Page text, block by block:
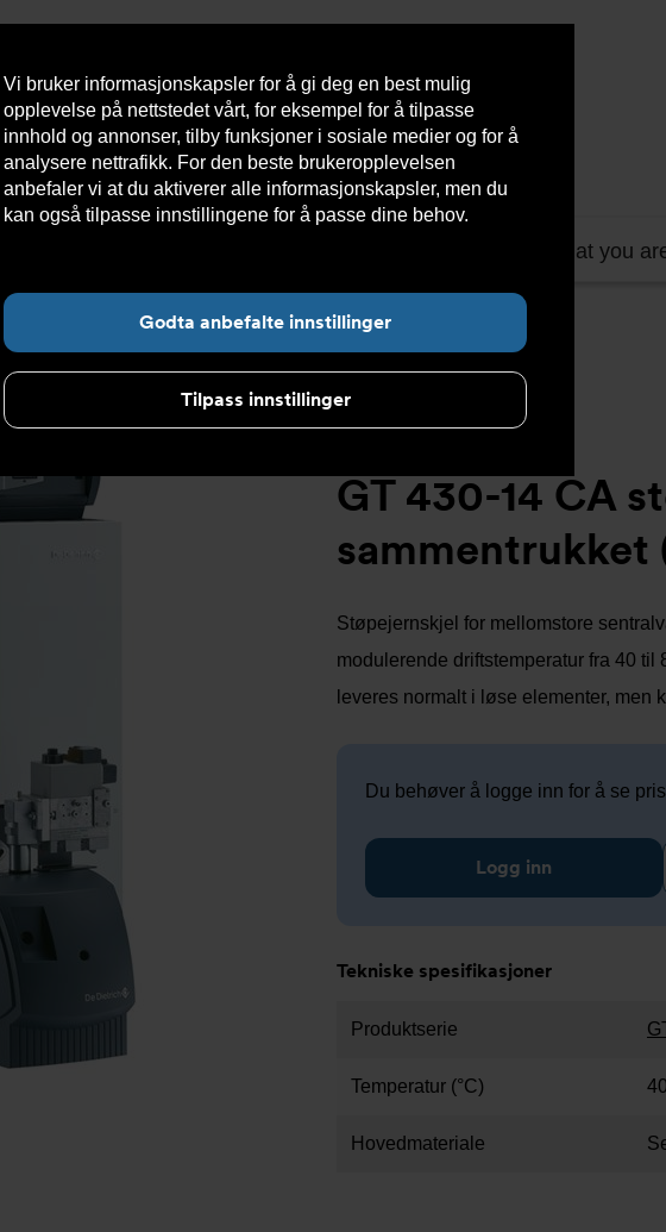
Vi bruker informasjonskapsler for å gi deg en best mulig
opplevelse på nettstedet vårt, for eksempel for å tilpasse
innhold og annonser, tilby funksjoner i sosiale medier og for å
analysere nettrafikk. For den beste brukeropplevelsen
anbefaler vi at du aktiverer alle informasjonskapsler, men du
kan også tilpasse innstillingene for å passe dine behov.
Godta anbefalte innstillinger
Tilpass innstillinger
Nyheter Om oss Kontakt oss Nettbutikk Bærekraft
Find what you
GT 430-14 CA støpejernskjele, sammentrukket (uten
GT 430-14 CA
sammentrukket
Støpejernskjel for mellomstore
modulerende driftstemperatur fra 40 til
leveres normalt i løse elementer, men
Du behøver å logge inn for å se
Logg inn
Tekniske spesifikasjoner
Produktserie
Temperatur (°C)
Hovedmateriale